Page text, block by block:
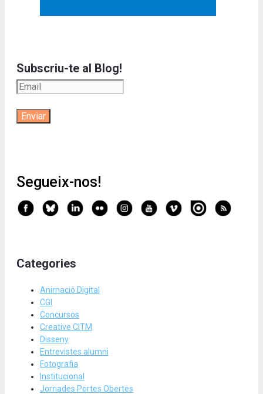
Subscriu-te al Blog!
Segueix-nos!
Categories
Animació Digital
CGI
Concursos
Creative CITM
Disseny
Entrevistes alumni
Fotografia
Institucional
Jornades Portes Obertes